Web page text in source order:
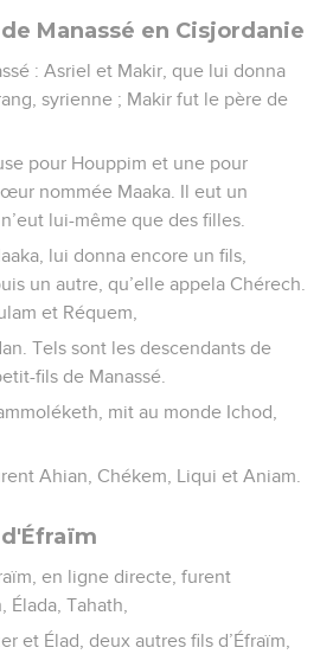
Manassé en Cisjordanie
: Asriel et Makir, que lui donna
syrienne ; Makir fut le père de
pour Houppim et une pour
nommée Maaka. Il eut un
lui-même que des filles.
lui donna encore un fils,
un autre, qu’elle appela Chérech.
et Réquem,
Tels sont les descendants de
fils de Manassé.
mit au monde Ichod,
Ahian, Chékem, Liqui et Aniam.
en ligne directe, furent
Élada, Tahath,
et Élad, deux autres fils d’Éfraïm,